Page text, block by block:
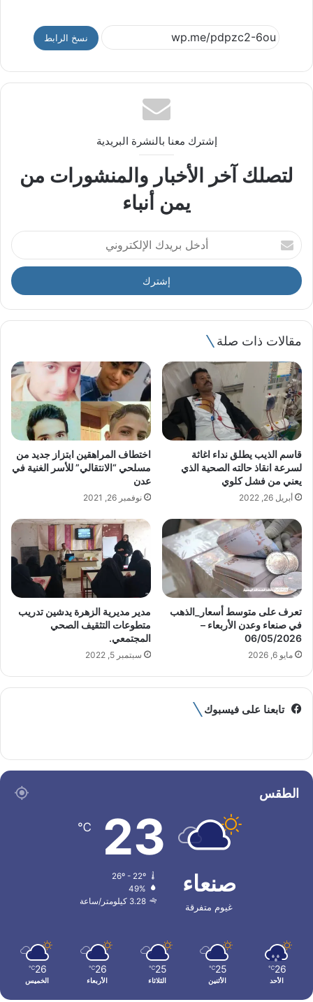
نسخ الرابط
إشترك معنا بالنشرة البريدية
لتصلك آخر الأخبار والمنشورات من
يمن أنباء
أ
د
خ
ل
ر
د
ا
ل
إ
ل
ك
ر
و
ن
ي
مقالات ذات صلة
قاسم الذيب يطلق نداء اغاثة
لسرعة انقاذ حالته الصحية الذي
يعني من فشل كلوي
أبريل 26, 2022
اختطاف المراهقين ابتزاز جديد من
مسلحي “الانتقالي” للأسر الغنية في
عدن
نوفمبر 26, 2021
تعرف على متوسط أسعار_الذهب
في صنعاء وعدن الأربعاء –
06/05/2026
مايو 6, 2026
مدير مديرية الزهرة يدشين تدريب
متطوعات التثقيف الصحي
المجتمعي.
سبتمبر 5, 2022
تابعنا على فيسبوك
الطقس
صنعاء
غيوم متفرقة
23
℃
26º - 22º
49%
3.28 كيلومتر/ساعة
26
℃
الأحد
25
℃
الأثنين
25
℃
الثلاثاء
26
℃
الأربعاء
26
℃
الخميس